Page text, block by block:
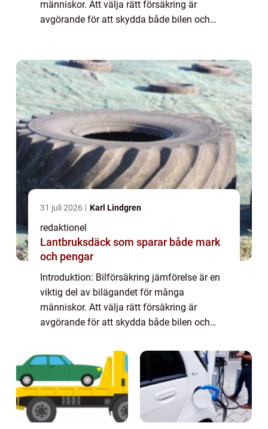
människor. Att välja rätt försäkring är
avgörande för att skydda både bilen och
översikt av ...
31 juli 2026 Karl Lindgren
redaktionel
Lantbruksdäck som sparar både mark
och pengar
Introduktion: Bilförsäkring jämförelse är en
viktig del av bilägandet för många
människor. Att välja rätt försäkring är
avgörande för att skydda både bilen och
artikel kommer vi att ge en omfattande
översikt av ...